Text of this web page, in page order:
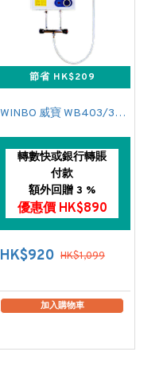
節省 HK$209
WINBO 威寶 WB403/3KW/單控 中央儲水式(低壓電熱水爐)
轉數快或銀行轉賬
付款
額外回贈 3 %
優惠價 HK$890
HK$920 HK$1,099
加入購物車